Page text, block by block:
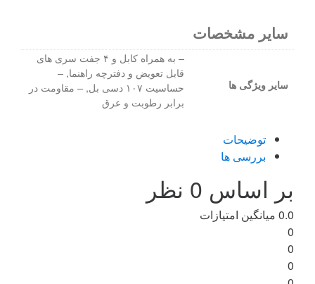
سایر مشخصات
سایر ویژگی ها
– به همراه کابل و ۴ جفت سری های
قابل تعویض و دفترچه راهنما, –
حساسیت ۱۰۷ دسی بل, – مقاومت در
برابر رطوبت و عرق
توضیحات
بررسی ها
بر اساس 0 نظر
0.0میانگین امتیازات
0
0
0